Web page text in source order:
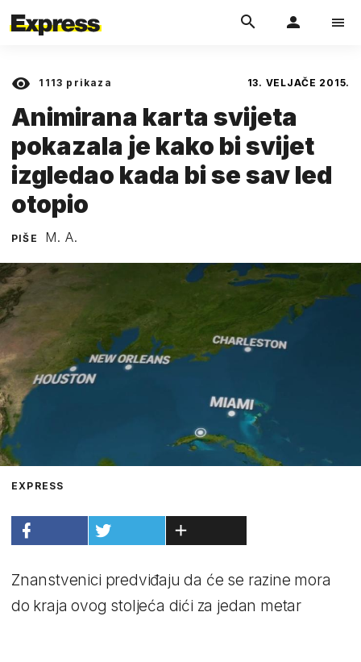
1113 prikaza 13. VELJAČE 2015.
Animirana karta svijeta
pokazala je kako bi svijet
izgledao kada bi se sav led
otopio
PIŠE M. A.
EXPRESS
Znanstvenici predviđaju da će se razine mora
do kraja ovog stoljeća dići za jedan metar